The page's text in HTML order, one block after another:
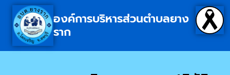
องค์การบริหารส่วนตำบลยาง
ราก